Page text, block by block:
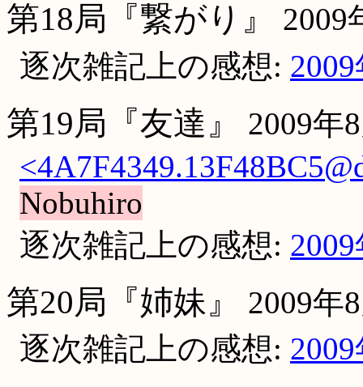
第18局『繋がり』
2009
逐次雑記上の感想:
第19局『友達』
2009年
Nobuhiro
逐次雑記上の感想:
第20局『姉妹』
2009年
逐次雑記上の感想: